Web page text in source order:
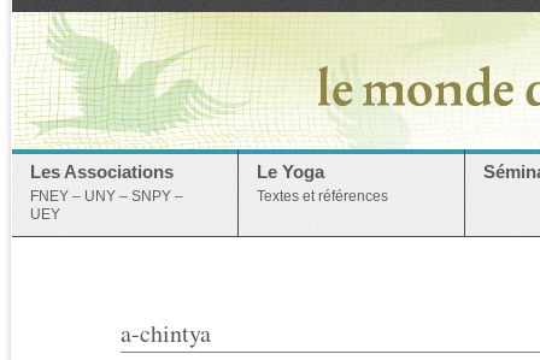
Les Associations
FNEY – UNY – SNPY –
UEY
Le Yoga
Textes et références
a-chintya